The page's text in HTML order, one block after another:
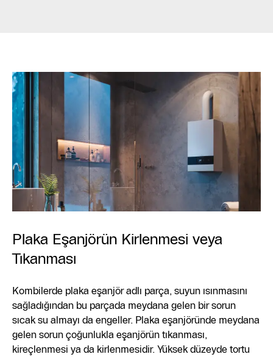
Plaka Eşanjörün Kirlenmesi veya
Tıkanması
Kombilerde plaka eşanjör adlı parça, suyun ısınmasını
sağladığından bu parçada meydana gelen bir sorun
sıcak su almayı da engeller. Plaka eşanjöründe meydana
gelen sorun çoğunlukla eşanjörün tıkanması,
kireçlenmesi ya da kirlenmesidir. Yüksek düzeyde tortu